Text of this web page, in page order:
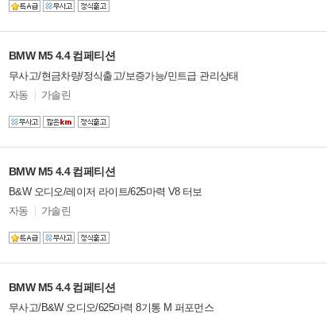
0
103
2
124
0
31
0
1
90
10
1M
Z3
i4
2
XM
i5
1
션
BMW M5 4.4 컴페티션
무사고/현금차량/정식출고/보증가능/민트급 관리상태
모
옵
션
자동 가솔린
BMW M5 4.4 컴페티션
B&W 오디오/레이저 라이트/625마력 V8 터보
모
옵
션
자동 가솔린
BMW M5 4.4 컴페티션
무사고/B&W 오디오/625마력 8기통 M 퍼포먼스